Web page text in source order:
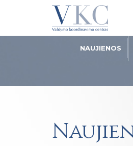
NAUJIENOS